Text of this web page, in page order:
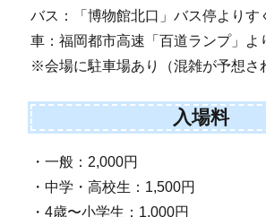
バス：「博物館北口」バス停よりす
車：福岡都市高速「百道ランプ」よ
※会場に駐車場あり（混雑が予想さ
入場料
・一般：2,000円
・中学・高校生：1,500円
・4歳〜小学生：1,000円